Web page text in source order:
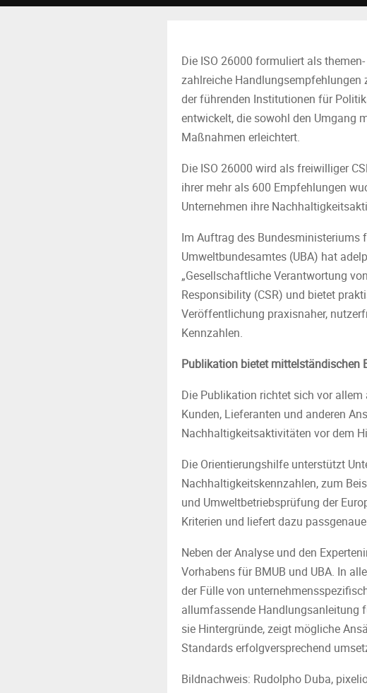
Die ISO 26000 formuliert als
zahlreiche Handlungsempfehlungen
der führenden Institutionen für
entwickelt, die sowohl den Umgang
Maßnahmen erleichtert.
Die ISO 26000 wird als freiwilliger
ihrer mehr als 600 Empfehlungen
Unternehmen ihre
Im Auftrag des Bundesministeriums
Umweltbundesamtes (UBA) hat
„Gesellschaftliche Verantwortung
Responsibility (CSR) und bietet
Veröffentlichung praxisnaher,
Kennzahlen.
Publikation bietet mittelständischen
Die Publikation richtet sich vor
Kunden, Lieferanten und anderen
Nachhaltigkeitsaktivitäten vor dem
Die Orientierungshilfe unterstützt
Nachhaltigkeitskennzahlen, zum
und Umweltbetriebsprüfung der
Kriterien und liefert dazu
Neben der Analyse und den
Vorhabens für BMUB und UBA. In
der Fülle von
allumfassende Handlungsanleitung
sie Hintergründe, zeigt mögliche
Standards erfolgversprechend
Bildnachweis: Rudolpho Duba,